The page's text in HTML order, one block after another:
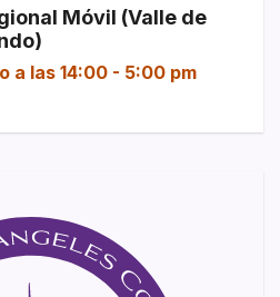
Móvil (Valle de
a las 14:00 - 5:00 pm